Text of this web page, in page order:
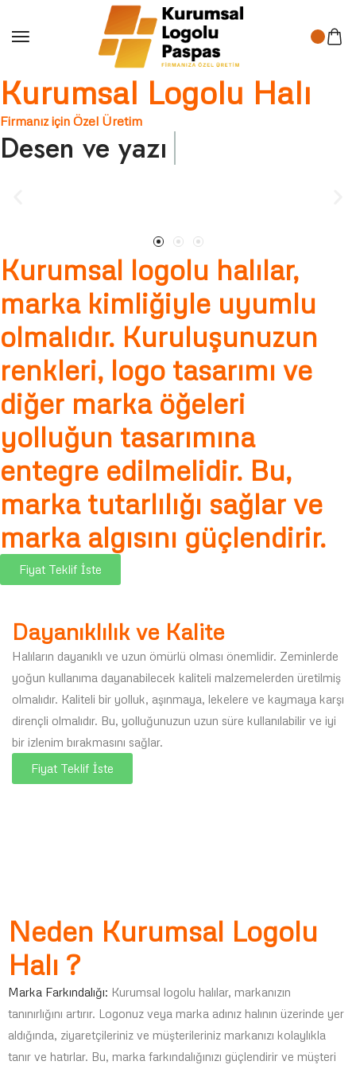
Kurumsal Logolu Halı
Firmanız için Özel Üretim
Desen ve yazı
Kurumsal logolu halılar,
marka kimliğiyle uyumlu
olmalıdır. Kuruluşunuzun
renkleri, logo tasarımı ve
diğer marka öğeleri
yolluğun tasarımına
entegre edilmelidir. Bu,
marka tutarlılığı sağlar ve
marka algısını güçlendirir.
Fiyat Teklif İste
Dayanıklılık ve Kalite
Halıların dayanıklı ve uzun ömürlü olması önemlidir. Zeminlerde
yoğun kullanıma dayanabilecek kaliteli malzemelerden üretilmiş
olmalıdır. Kaliteli bir yolluk, aşınmaya, lekelere ve kaymaya karşı
dirençli olmalıdır. Bu, yolluğunuzun uzun süre kullanılabilir ve iyi
bir izlenim bırakmasını sağlar.
Fiyat Teklif İste
Neden Kurumsal Logolu
Halı ?
Marka Farkındalığı: Kurumsal logolu halılar, markanızın
tanınırlığını artırır. Logonuz veya marka adınız halının üzerinde yer
aldığında, ziyaretçileriniz ve müşterileriniz markanızı kolaylıkla
tanır ve hatırlar. Bu, marka farkındalığınızı güçlendirir ve müşteri